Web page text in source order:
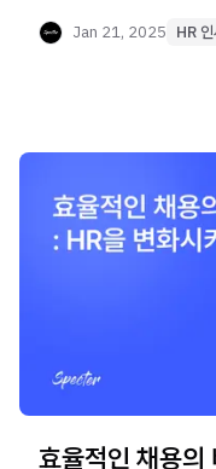
Specter's TEO.
Jan 21, 2025 HR
효율적인 채용